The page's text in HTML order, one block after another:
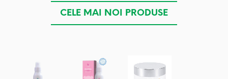
CELE MAI NOI PRODUSE